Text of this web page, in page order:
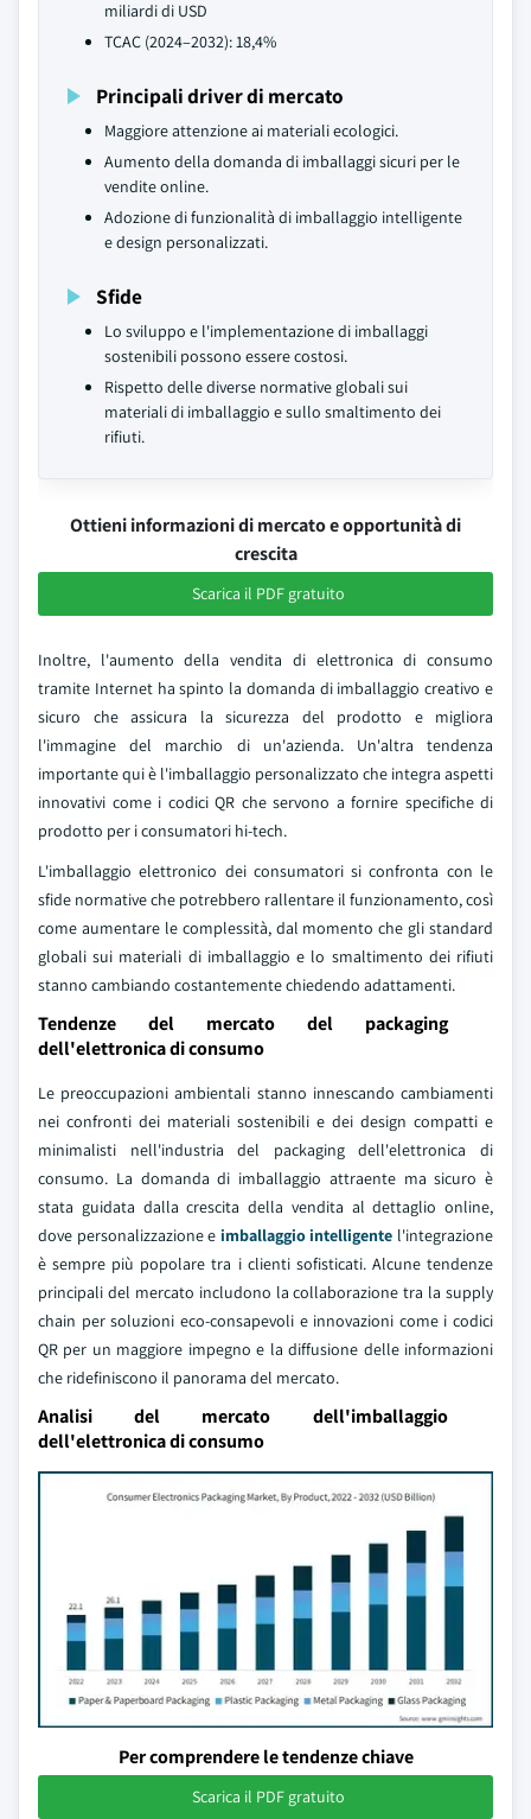
miliardi di USD
TCAC (2024–2032): 18,4%
Principali driver di mercato
Maggiore attenzione ai materiali ecologici.
Aumento della domanda di imballaggi sicuri per le
vendite online.
Adozione di funzionalità di imballaggio intelligente
e design personalizzati.
Sfide
Lo sviluppo e l'implementazione di imballaggi
sostenibili possono essere costosi.
Rispetto delle diverse normative globali sui
materiali di imballaggio e sullo smaltimento dei
rifiuti.
Ottieni informazioni di mercato e opportunità di
crescita
Scarica il PDF gratuito
Inoltre, l'aumento della vendita di elettronica di consumo
tramite Internet ha spinto la domanda di imballaggio creativo e
sicuro che assicura la sicurezza del prodotto e migliora
l'immagine del marchio di un'azienda. Un'altra tendenza
importante qui è l'imballaggio personalizzato che integra aspetti
innovativi come i codici QR che servono a fornire specifiche di
prodotto per i consumatori hi-tech.
L'imballaggio elettronico dei consumatori si confronta con le
sfide normative che potrebbero rallentare il funzionamento, così
come aumentare le complessità, dal momento che gli standard
globali sui materiali di imballaggio e lo smaltimento dei rifiuti
stanno cambiando costantemente chiedendo adattamenti.
Tendenze del mercato del packaging
dell'elettronica di consumo
Le preoccupazioni ambientali stanno innescando cambiamenti
nei confronti dei materiali sostenibili e dei design compatti e
minimalisti nell'industria del packaging dell'elettronica di
consumo. La domanda di imballaggio attraente ma sicuro è
stata guidata dalla crescita della vendita al dettaglio online,
dove personalizzazione e imballaggio intelligente l'integrazione
è sempre più popolare tra i clienti sofisticati. Alcune tendenze
principali del mercato includono la collaborazione tra la supply
chain per soluzioni eco-consapevoli e innovazioni come i codici
QR per un maggiore impegno e la diffusione delle informazioni
che ridefiniscono il panorama del mercato.
Analisi del mercato dell'imballaggio
dell'elettronica di consumo
Per comprendere le tendenze chiave
Scarica il PDF gratuito